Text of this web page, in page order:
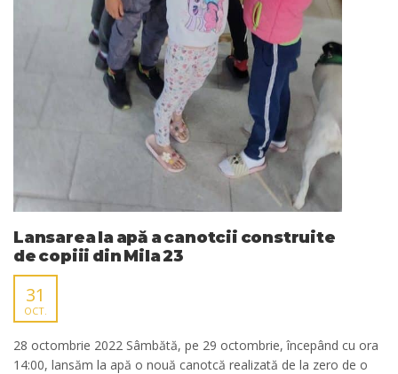
Lansarea la apă a canotcii construite
de copiii din Mila 23
31
OCT.
28 octombrie 2022 Sâmbătă, pe 29 octombrie, începând cu ora
14:00, lansăm la apă o nouă canotcă realizată de la zero de o